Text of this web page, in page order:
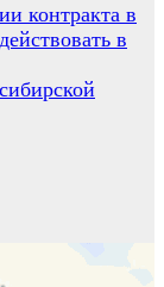
контракта в
в